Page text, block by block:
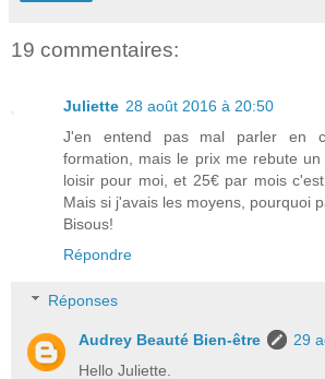
19 commentaires:
Juliette 28 août 2016 à 20:50
J'en entend pas mal parler en
formation, mais le prix me rebute
loisir pour moi, et 25€ par mois
Mais si j'avais les moyens, pourquoi
Bisous!
Répondre
Réponses
Audrey Beauté Bien-être
29
Hello Juliette.